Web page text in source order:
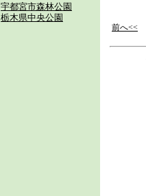
宇都宮市森林公園
栃木県中央公園
前へ<<